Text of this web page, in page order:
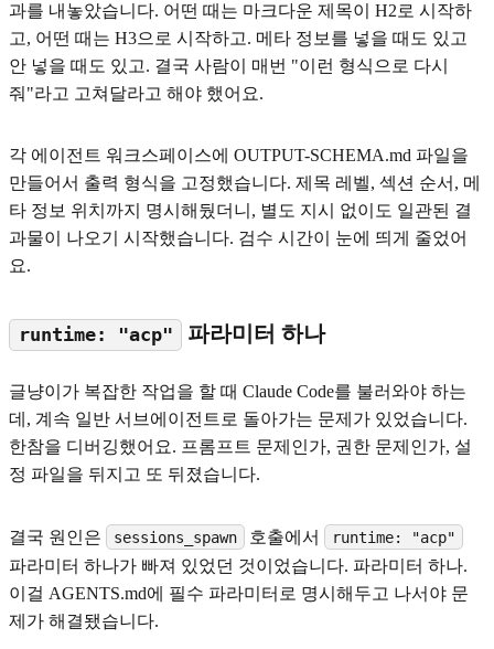
과를 내놓았습니다. 어떤 때는 마크다운 제목이 H2로 시작하
고, 어떤 때는 H3으로 시작하고. 메타 정보를 넣을 때도 있고
안 넣을 때도 있고. 결국 사람이 매번 "이런 형식으로 다시
줘"라고 고쳐달라고 해야 했어요.
각 에이전트 워크스페이스에 OUTPUT-SCHEMA.md 파일을
만들어서 출력 형식을 고정했습니다. 제목 레벨, 섹션 순서, 메
타 정보 위치까지 명시해뒀더니, 별도 지시 없이도 일관된 결
과물이 나오기 시작했습니다. 검수 시간이 눈에 띄게 줄었어
요.
runtime: "acp" 파라미터 하나
글냥이가 복잡한 작업을 할 때 Claude Code를 불러와야 하는
데, 계속 일반 서브에이전트로 돌아가는 문제가 있었습니다.
한참을 디버깅했어요. 프롬프트 문제인가, 권한 문제인가, 설
정 파일을 뒤지고 또 뒤졌습니다.
결국 원인은 sessions_spawn 호출에서 runtime: "acp"
파라미터 하나가 빠져 있었던 것이었습니다. 파라미터 하나.
이걸 AGENTS.md에 필수 파라미터로 명시해두고 나서야 문
제가 해결됐습니다.